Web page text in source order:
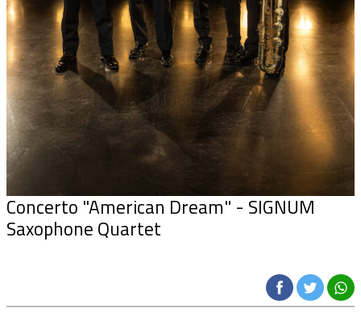
Concerto "American Dream" - SIGNUM
Saxophone Quartet